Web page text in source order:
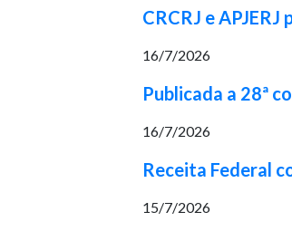
CRCRJ e
16/7/2026
Publicada a 28ª
16/7/2026
Receita Federal
15/7/2026